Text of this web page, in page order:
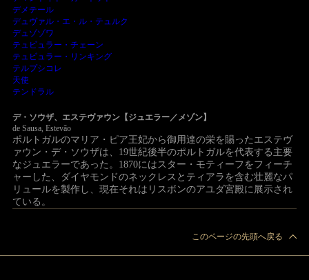
デメテール
デュヴァル・エ・ル・テュルク
デュゾゾワ
テュビュラー・チェーン
テュビュラー・リンキング
テルプシコレ
天使
テンドラル
デ・ソウザ、エステヴァウン【ジュエラー／メゾン】
de Sausa, Estevão
ポルトガルのマリア・ピア王妃から御用達の栄を賜ったエステヴ
ァウン・デ・ソウザは、19世紀後半のポルトガルを代表する主要
なジュエラーであった。1870にはスター・モティーフをフィーチ
ャーした、ダイヤモンドのネックレスとティアラを含む壮麗なパ
リュールを製作し、現在それはリスボンのアユダ宮殿に展示され
ている。
このページの先頭へ戻る